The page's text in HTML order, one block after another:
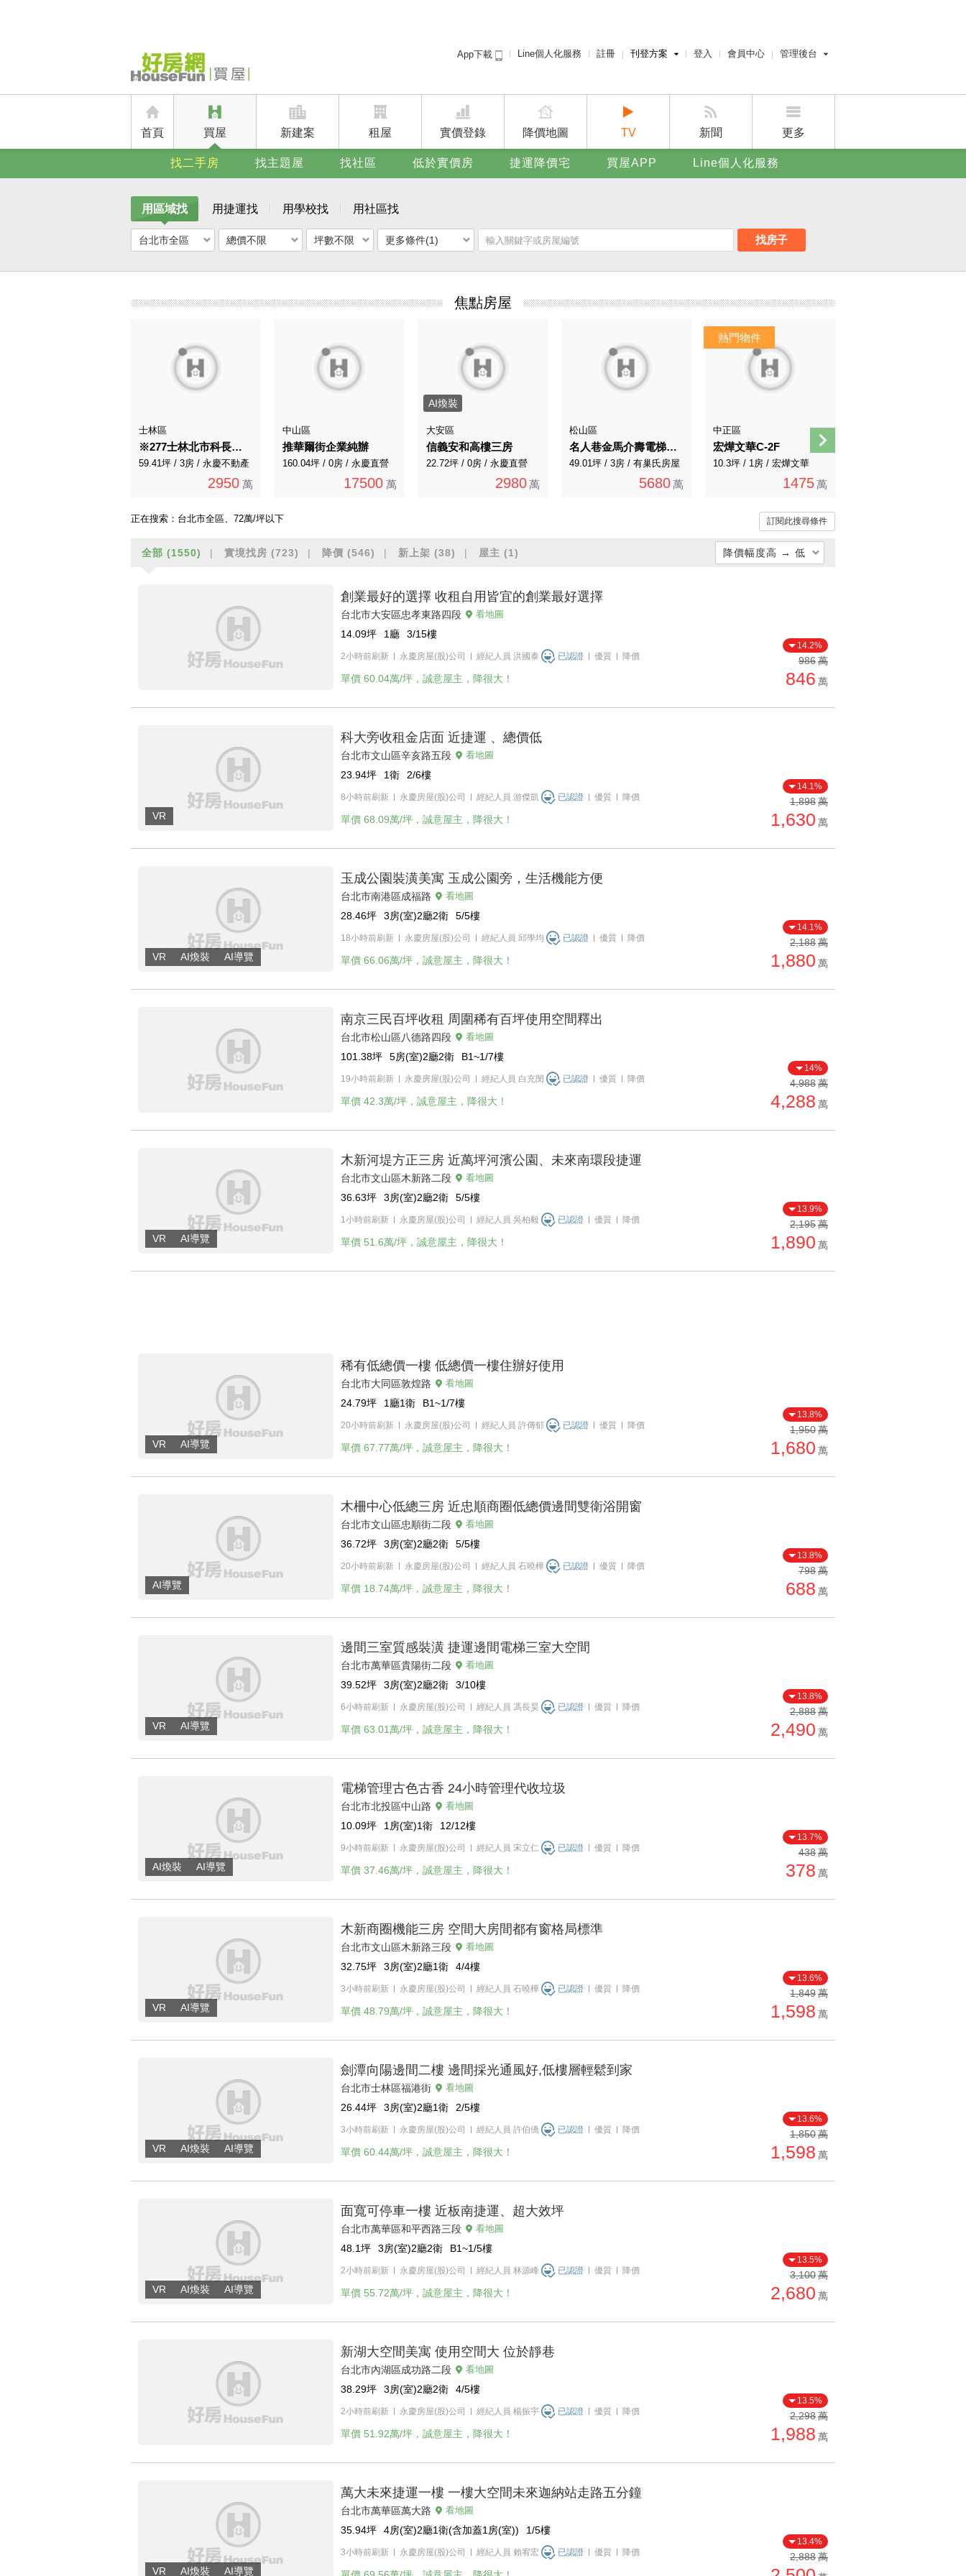
App下載 Line個人化服務 註冊 刊登方案
賣屋刊登
廣告刊登
登入 會員中心 管理後台
屋主管理後台
首頁 買屋 新建案 租屋 實價登錄 降價地圖 TV 新聞 更多
賣屋刊登
找二手房 找主題屋 找社區 低於實價房 捷運降價宅 買屋APP Line個人化服務
用區域找 用捷運找 用學校找 用社區找
台北市全區 總價不限 坪數不限 更多條件(1) 找房子
焦點房屋
士林區
※277士林北市科長堤華廈漂亮三房車
59.41坪 / 3房 / 永慶不動產
2950 萬
中山區
推華爾街企業純辦
160.04坪 / 0房 / 永慶直營
17500 萬
AI煥裝
大安區
信義安和高樓三房
22.72坪 / 0房 / 永慶直營
2980 萬
松山區
名人巷金馬介壽電梯三房丨邊間樹海大面窗景
49.01坪 / 3房 / 有巢氏房屋
5680 萬
中正區
宏燁文華C-2F
10.3坪 / 1房 / 宏燁文華
1475 萬
正在搜索： 台北市全區、72萬/坪以下 訂閱此搜尋條件
全部 (1550) 實境找房 (723) 降價 (546) 新上架 (38) 屋主 (1) 降價幅度高 → 低
單價高 → 低
降價幅度高 → 低
刷新時間舊 → 新
月熱門度高 → 低
創業最好的選擇 收租自用皆宜的創業最好選擇
台北市大安區忠孝東路四段 看地圖
14.09坪 1廳 3/15樓
2小時前刷新 永慶房屋(股)公司 經紀人員 洪國泰 已認證 優質 降價
單價 60.04萬/坪，誠意屋主，降很大！
14.2%
986萬
846 萬
科大旁收租金店面 近捷運 、總價低
台北市文山區辛亥路五段 看地圖
23.94坪 1衛 2/6樓
8小時前刷新 永慶房屋(股)公司 經紀人員 游傑凱 已認證 優質 降價
單價 68.09萬/坪，誠意屋主，降很大！
14.1%
1,898萬
1,630 萬
玉成公園裝潢美寓 玉成公園旁，生活機能方便
台北市南港區成福路 看地圖
28.46坪 3房(室)2廳2衛 5/5樓
18小時前刷新 永慶房屋(股)公司 經紀人員 邱學均 已認證 優質 降價
單價 66.06萬/坪，誠意屋主，降很大！
14.1%
2,188萬
1,880 萬
南京三民百坪收租 周圍稀有百坪使用空間釋出
台北市松山區八德路四段 看地圖
101.38坪 5房(室)2廳2衛 B1~1/7樓
19小時前刷新 永慶房屋(股)公司 經紀人員 白充閔 已認證 優質 降價
單價 42.3萬/坪，誠意屋主，降很大！
14%
4,988萬
4,288 萬
木新河堤方正三房 近萬坪河濱公園、未來南環段捷運
台北市文山區木新路二段 看地圖
36.63坪 3房(室)2廳2衛 5/5樓
1小時前刷新 永慶房屋(股)公司 經紀人員 吳柏毅 已認證 優質 降價
單價 51.6萬/坪，誠意屋主，降很大！
13.9%
2,195萬
1,890 萬
稀有低總價一樓 低總價一樓住辦好使用
台北市大同區敦煌路 看地圖
24.79坪 1廳1衛 B1~1/7樓
20小時前刷新 永慶房屋(股)公司 經紀人員 許傳郁 已認證 優質 降價
單價 67.77萬/坪，誠意屋主，降很大！
13.8%
1,950萬
1,680 萬
木柵中心低總三房 近忠順商圈低總價邊間雙衛浴開窗
台北市文山區忠順街二段 看地圖
36.72坪 3房(室)2廳2衛 5/5樓
20小時前刷新 永慶房屋(股)公司 經紀人員 石曉樺 已認證 優質 降價
單價 18.74萬/坪，誠意屋主，降很大！
13.8%
798萬
688 萬
邊間三室質感裝潢 捷運邊間電梯三室大空間
台北市萬華區貴陽街二段 看地圖
39.52坪 3房(室)2廳2衛 3/10樓
6小時前刷新 永慶房屋(股)公司 經紀人員 馮長昊 已認證 優質 降價
單價 63.01萬/坪，誠意屋主，降很大！
13.8%
2,888萬
2,490 萬
電梯管理古色古香 24小時管理代收垃圾
台北市北投區中山路 看地圖
10.09坪 1房(室)1衛 12/12樓
9小時前刷新 永慶房屋(股)公司 經紀人員 宋立仁 已認證 優質 降價
單價 37.46萬/坪，誠意屋主，降很大！
13.7%
438萬
378 萬
木新商圈機能三房 空間大房間都有窗格局標準
台北市文山區木新路三段 看地圖
32.75坪 3房(室)2廳1衛 4/4樓
3小時前刷新 永慶房屋(股)公司 經紀人員 石曉樺 已認證 優質 降價
單價 48.79萬/坪，誠意屋主，降很大！
13.6%
1,849萬
1,598 萬
劍潭向陽邊間二樓 邊間採光通風好,低樓層輕鬆到家
台北市士林區福港街 看地圖
26.44坪 3房(室)2廳1衛 2/5樓
3小時前刷新 永慶房屋(股)公司 經紀人員 許伯僑 已認證 優質 降價
單價 60.44萬/坪，誠意屋主，降很大！
13.6%
1,850萬
1,598 萬
面寬可停車一樓 近板南捷運、超大效坪
台北市萬華區和平西路三段 看地圖
48.1坪 3房(室)2廳2衛 B1~1/5樓
2小時前刷新 永慶房屋(股)公司 經紀人員 林源峰 已認證 優質 降價
單價 55.72萬/坪，誠意屋主，降很大！
13.5%
3,100萬
2,680 萬
新湖大空間美寓 使用空間大 位於靜巷
台北市內湖區成功路二段 看地圖
38.29坪 3房(室)2廳2衛 4/5樓
2小時前刷新 永慶房屋(股)公司 經紀人員 楊振宇 已認證 優質 降價
單價 51.92萬/坪，誠意屋主，降很大！
13.5%
2,298萬
1,988 萬
萬大未來捷運一樓 一樓大空間未來迦納站走路五分鐘
台北市萬華區萬大路 看地圖
35.94坪 4房(室)2廳1衛(含加蓋1房(室)) 1/5樓
3小時前刷新 永慶房屋(股)公司 經紀人員 賴宥宏 已認證 優質 降價
13.4%
2,888萬